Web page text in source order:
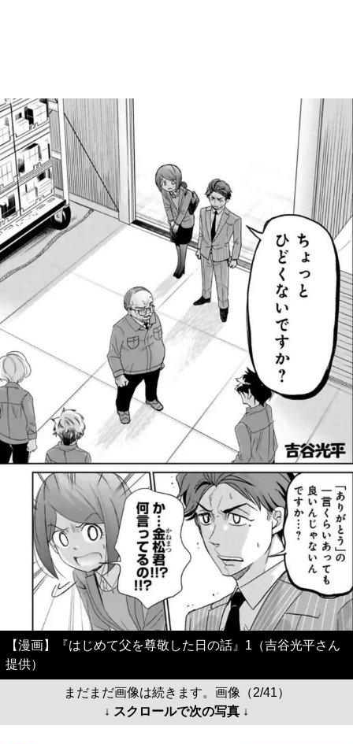
【漫画】『はじめて父を尊敬した日の話』1（吉谷光平さん
提供）
まだまだ画像は続きます。画像（2/41）
↓ スクロールで次の写真 ↓